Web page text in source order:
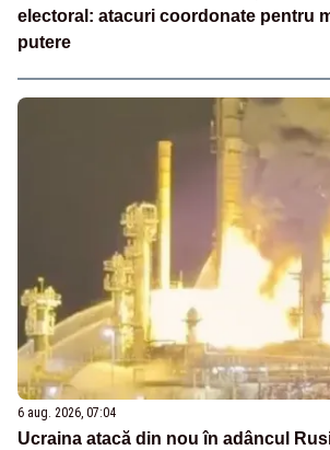
electoral: atacuri coordonate pentru
putere
6 aug. 2026, 07:04
Ucraina atacă din nou în adâncul